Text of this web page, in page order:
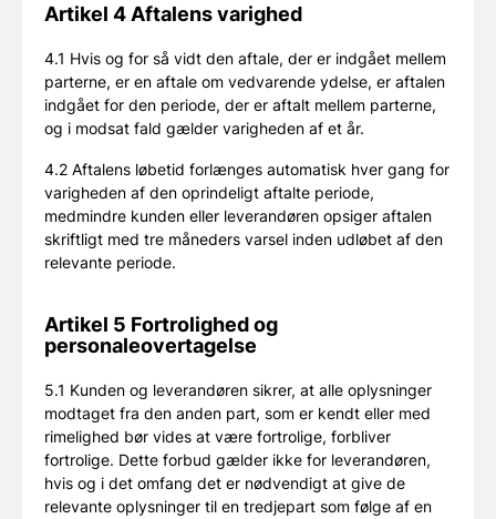
Artikel 4 Aftalens varighed
4.1 Hvis og for så vidt den aftale, der er indgået mellem
parterne, er en aftale om vedvarende ydelse, er aftalen
indgået for den periode, der er aftalt mellem parterne,
og i modsat fald gælder varigheden af et år.
4.2 Aftalens løbetid forlænges automatisk hver gang for
varigheden af den oprindeligt aftalte periode,
medmindre kunden eller leverandøren opsiger aftalen
skriftligt med tre måneders varsel inden udløbet af den
relevante periode.
Artikel 5 Fortrolighed og
personaleovertagelse
5.1 Kunden og leverandøren sikrer, at alle oplysninger
modtaget fra den anden part, som er kendt eller med
rimelighed bør vides at være fortrolige, forbliver
fortrolige. Dette forbud gælder ikke for leverandøren,
hvis og i det omfang det er nødvendigt at give de
relevante oplysninger til en tredjepart som følge af en